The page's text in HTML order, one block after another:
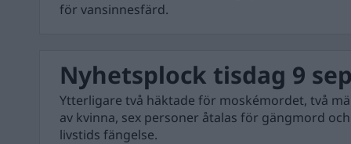
för vansinnesfärd.
Nyhetsplock tisdag 9
Ytterligare två häktade för moskémordet, två
av kvinna, sex personer åtalas för gängmord
livstids fängelse.